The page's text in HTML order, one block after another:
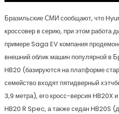
Бразильские СМИ сообщают, что
кроссовер в серию, при этом работа
примере Saga EV компания
внешний облик машин популярной в
HB20 (базируются на платформе
семейство входят пятидверный
3,9 метра), его кросс-версия HB20X
HB20 R Spec, а также седан HB20S